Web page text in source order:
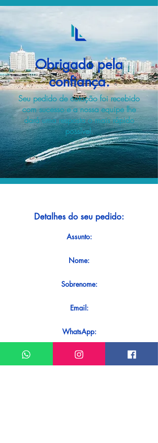
Obrigado pela
confiança.
Seu pedido de cotação foi recebido
com sucesso e a nossa equipe lhe
dará uma resposta o mais rápido
possível.
Detalhes do seu pedido:
Assunto:
Nome:
Sobrenome:
Email:
WhatsApp:
Mensagem: